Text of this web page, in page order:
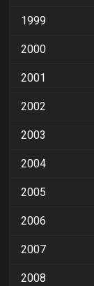
1999
2000
2001
2002
2003
2004
2005
2006
2007
2008